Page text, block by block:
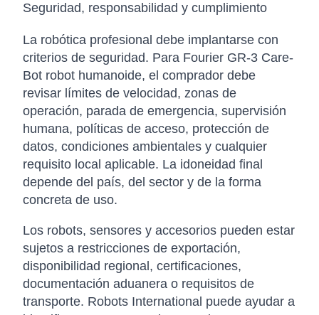
Seguridad, responsabilidad y cumplimiento
La robótica profesional debe implantarse con
criterios de seguridad. Para Fourier GR-3 Care-
Bot robot humanoide, el comprador debe
revisar límites de velocidad, zonas de
operación, parada de emergencia, supervisión
humana, políticas de acceso, protección de
datos, condiciones ambientales y cualquier
requisito local aplicable. La idoneidad final
depende del país, del sector y de la forma
concreta de uso.
Los robots, sensores y accesorios pueden estar
sujetos a restricciones de exportación,
disponibilidad regional, certificaciones,
documentación aduanera o requisitos de
transporte. Robots International puede ayudar a